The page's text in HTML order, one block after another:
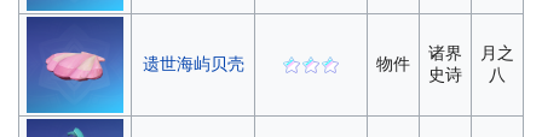
遗世海屿贝壳 物件
诸界
史诗
月之
八